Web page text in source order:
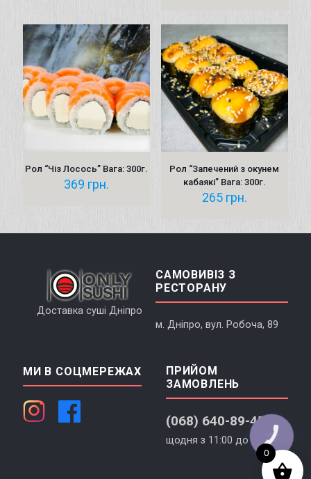
Рол “Чіз Лосось” Вага: 300г.
369 грн.
Рол “Запечений з окунeм
кабаякі” Вага: 300г.
265 грн.
Доставка суші Дніпро
САМОВИВІЗ З
РЕСТОРАНУ
м. Дніпро, вул. Робоча, 89
МИ В СОЦМЕРЕЖАХ
ПРИЙОМ
ЗАМОВЛЕНЬ
(068) 640-89-45
щодня з 11:00 до 22:40
0
КНОПКА
СВЯЗИ